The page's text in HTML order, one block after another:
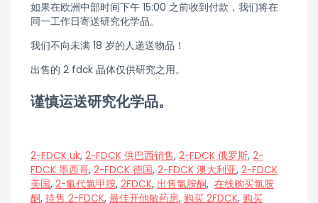
如果在欧洲中部时间下午 15:00 之前收到付款，我们将在
同一工作日寄送研究化学品。
我们不向未满 18 岁的人递送物品！
出售的 2 fdck 晶体仅供研究之用。
谨慎运送研究化学品。
2-FDCK uk, 2-FDCK 供巴西销售, 2-FDCK 俄罗斯, 2-
FDCK 墨西哥, 2-FDCK 德国, 2-FDCK 澳大利亚, 2-FDCK
美国, 2-氟代氯甲胺, 2FDCK, 出售氯胺酮, 在线购买氯胺
酮, 待售 2-FDCK, 最佳开他敏药房, 购买 2FDCK, 购买